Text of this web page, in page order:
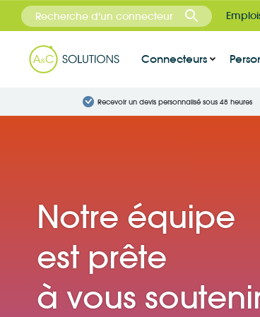
Connecteurs
Recevoir un devis personnalisé sous 48 heures
Notre équipe
est prête
à vous
Panneau de gestion des cookies